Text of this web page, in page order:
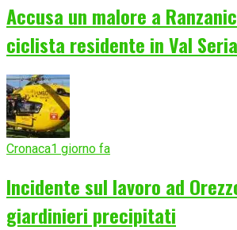
Accusa un malore a
ciclista residente in Val
Cronaca1 giorno fa
Incidente sul lavoro ad
giardinieri precipitati